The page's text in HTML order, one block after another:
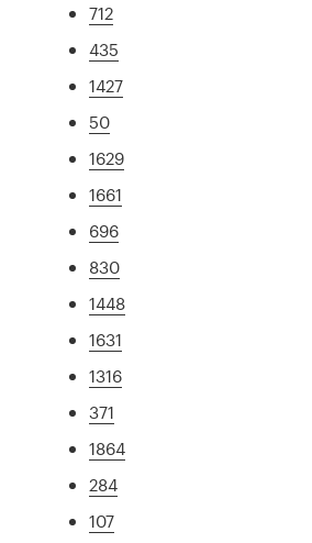
712
435
1427
50
1629
1661
696
830
1448
1631
1316
371
1864
284
107